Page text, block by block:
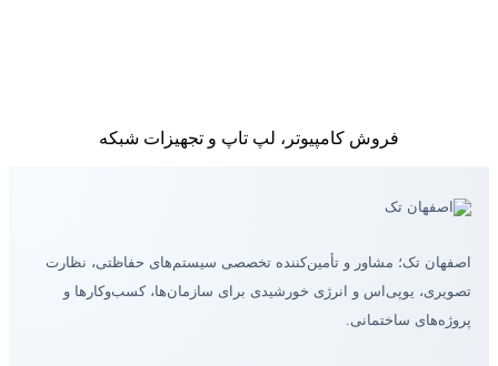
فروش کامپیوتر، لپ تاپ و تجهیزات شبکه
اصفهان تک؛ مشاور و تأمین‌کننده تخصصی سیستم‌های حفاظتی، نظارت
تصویری، یوپی‌اس و انرژی خورشیدی برای سازمان‌ها، کسب‌وکارها و
پروژه‌های ساختمانی.